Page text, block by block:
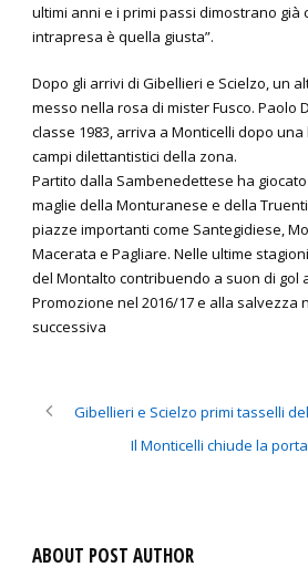
ultimi anni e i primi passi dimostrano già
intrapresa è quella giusta”.
Dopo gli arrivi di Gibellieri e Scielzo, un
messo nella rosa di mister Fusco. Paolo
classe 1983, arriva a Monticelli dopo
campi dilettantistici della zona.
Partito dalla Sambenedettese ha
maglie della Monturanese e della
piazze importanti come Santegidiese,
Macerata e Pagliare. Nelle ultime
del Montalto contribuendo a suon di gol
Promozione nel 2016/17 e alla salvezza
successiva
Gibellieri e Scielzo primi tasselli
Il Monticelli chiude la
ABOUT POST AUTHOR